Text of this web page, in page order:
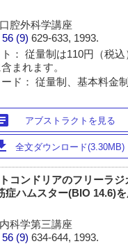
腔外科学講座
56 (9)629-633, 1993.
： 従量制は110円（税込
まれます。
ド： 従量制、基本料金
アブストラクトを見る
全文ダウンロード(3.30MB)
コンドリアのフリーラ
症ハムスター(BIO 14.6)
科学第三講座
56 (9)634-644, 1993.